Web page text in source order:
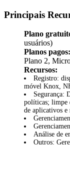
Principais
Plano
usuários)
Planos pagos:
Plano 2,
Recursos:
Registro:
móvel Knox,
Segurança:
políticas; limpe
de aplicativos e
Análise de
Outros: